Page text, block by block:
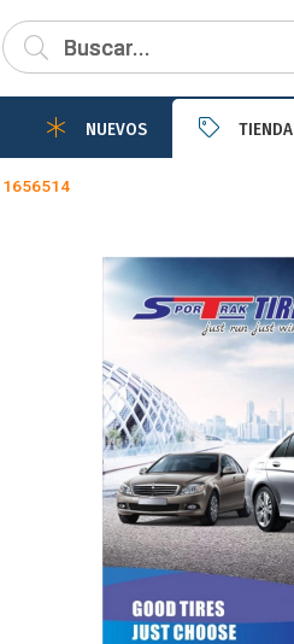
Compartir por email
NUEVOS TIENDA
1656514